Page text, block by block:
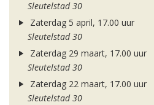
Sleutelstad 30
Zaterdag 5 april, 17.00 uur
Sleutelstad 30
Zaterdag 29 maart, 17.00 uur
Sleutelstad 30
Zaterdag 22 maart, 17.00 uur
Sleutelstad 30